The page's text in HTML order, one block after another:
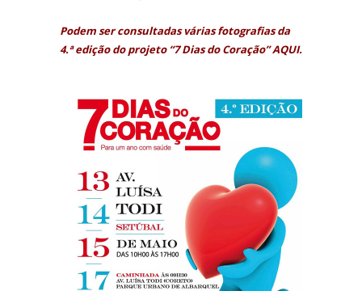
Podem ser consultadas várias fotografias da
4.ª edição do projeto “7 Dias do Coração”AQUI.